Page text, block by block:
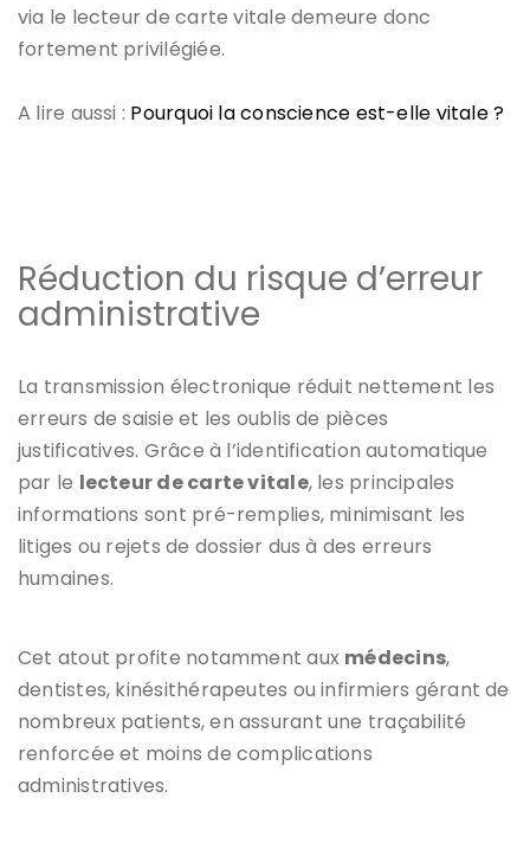
via le lecteur de carte vitale demeure donc
fortement privilégiée.
A lire aussi : Pourquoi la conscience est-elle vitale ?
Réduction du risque d’erreur
administrative
La transmission électronique réduit nettement les
erreurs de saisie et les oublis de pièces
justificatives. Grâce à l’identification automatique
par le lecteur de carte vitale, les principales
informations sont pré-remplies, minimisant les
litiges ou rejets de dossier dus à des erreurs
humaines.
Cet atout profite notamment aux médecins,
dentistes, kinésithérapeutes ou infirmiers gérant de
nombreux patients, en assurant une traçabilité
renforcée et moins de complications
administratives.